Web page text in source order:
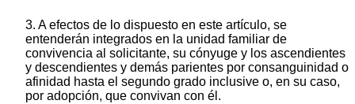
3. A efectos de lo dispuesto en este artículo, se
entenderán integrados en la unidad familiar de
convivencia al solicitante, su cónyuge y los ascendientes
y descendientes y demás parientes por consanguinidad o
afinidad hasta el segundo grado inclusive o, en su caso,
por adopción, que convivan con él.